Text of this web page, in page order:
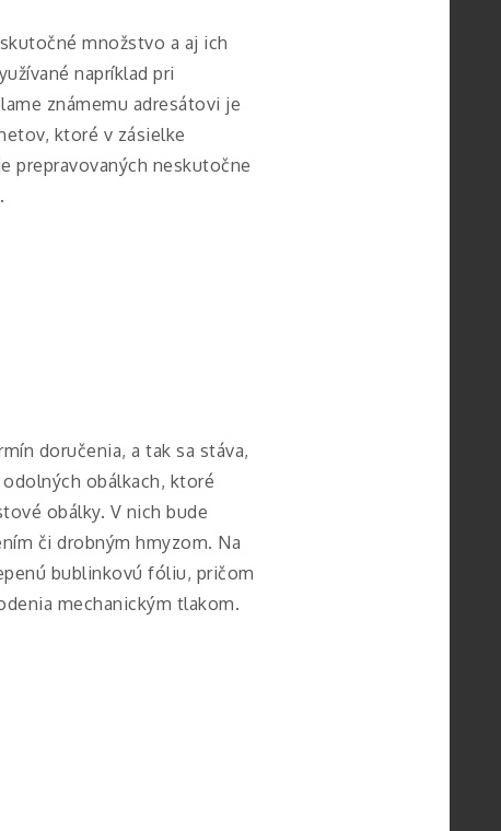
množstvo a aj ich
napríklad pri
známemu adresátovi je
ktoré v zásielke
prepravovaných neskutočne
doručenia, a tak sa stáva,
obálkach, ktoré
obálky. V nich bude
či drobným hmyzom. Na
bublinkovú fóliu, pričom
mechanickým tlakom.